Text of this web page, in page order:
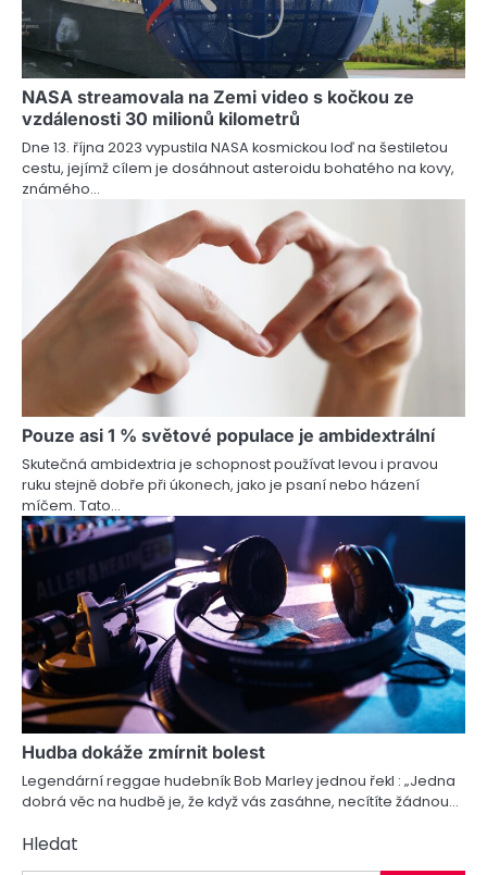
e
p
r
o
p
p
v
e
k
NASA streamovala na Zemi video s kočkou ze
vzdálenosti 30 milionů kilometrů
Dne 13. října 2023 vypustila NASA kosmickou loď na šestiletou
cestu, jejímž cílem je dosáhnout asteroidu bohatého na kovy,
známého…
Pouze asi 1 % světové populace je ambidextrální
Skutečná ambidextria je schopnost používat levou i pravou
ruku stejně dobře při úkonech, jako je psaní nebo házení
míčem. Tato…
Hudba dokáže zmírnit bolest
Legendární reggae hudebník Bob Marley jednou řekl : „Jedna
dobrá věc na hudbě je, že když vás zasáhne, necítíte žádnou…
Hledat